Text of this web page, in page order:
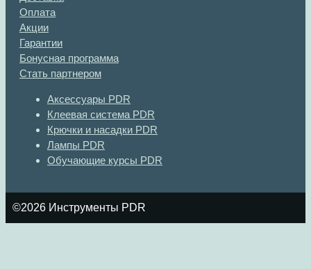
Оплата
Акции
Гарантии
Бонусная программа
Стать партнером
Аксессуары PDR
Клеевая система PDR
Крючки и насадки PDR
Лампы PDR
Обучающие курсы PDR
©2026 Инструменты PDR